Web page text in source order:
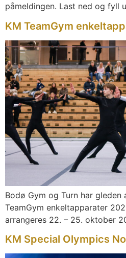
påmeldingen. Last ned og fyll
KM TeamGym
Bodø Gym og Turn har gleden
TeamGym enkeltapparater
arrangeres 22. – 25. oktober
KM Special Olympics